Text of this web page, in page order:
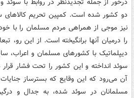
دو کشور شده است. کمپین تحریم
نیز موجی از همراهی مردم مسلمان را با
را درمیان آنها برانگیخته است. از این رو،
دیپلماتیک با کشورهای مسلمان و اعراب،
سوئد انداخته و این کشور را تحت فشار
آن می‌رود که این وقایع که بسترساز
مسلمانان در سوئد شده، به جدال و